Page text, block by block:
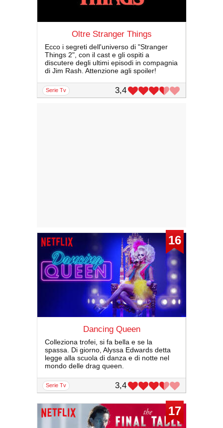
Oltre Stranger Things
Ecco i segreti dell'universo di "Stranger
Things 2", con il cast e gli ospiti a
discutere degli ultimi episodi in compagnia
di Jim Rash. Attenzione agli spoiler!
serie Tv 3,4
16
Dancing Queen
Colleziona trofei, si fa bella e se la
spassa. Di giorno, Alyssa Edwards detta
legge alla scuola di danza e di notte nel
mondo delle drag queen.
serie Tv 3,4
17